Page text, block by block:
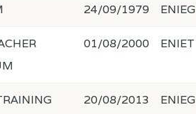
24/09/1979 ENIEG
01/08/2000 ENIET
20/08/2013 ENIEG